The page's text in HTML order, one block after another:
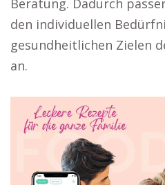
Beratung. Dadurch
den individuellen
gesundheitlichen Zielen
an.